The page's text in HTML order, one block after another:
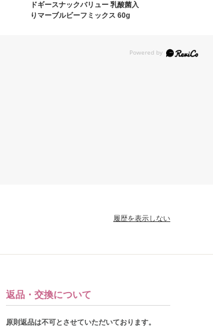
ドギースナックバリュー 乳酸菌入
りマーブルビーフミックス 60g
履歴を表示しない
返品・交換について
原則返品は不可とさせていただいております。